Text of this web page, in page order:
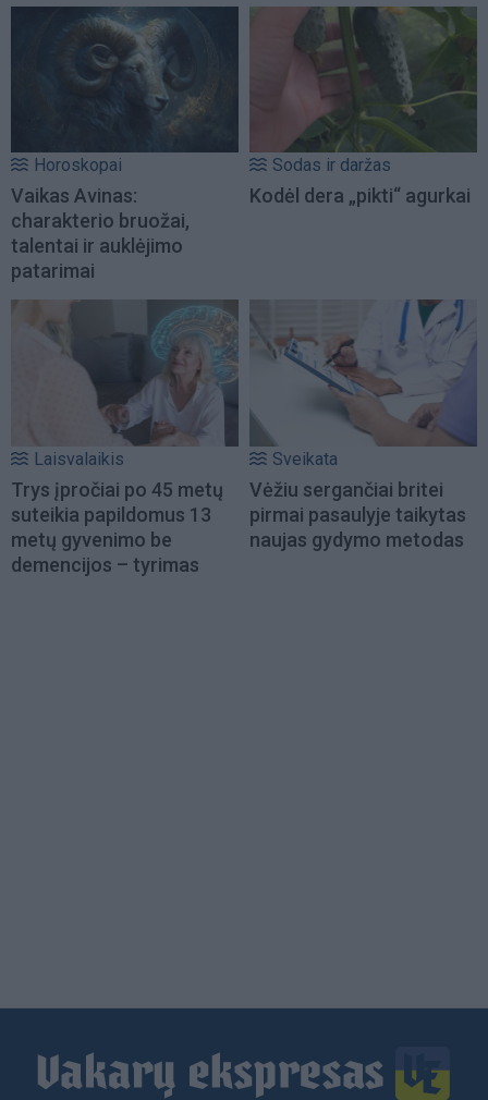
Horoskopai
Vaikas Avinas:
charakterio bruožai,
talentai ir auklėjimo
patarimai
Sodas ir daržas
Kodėl dera „pikti“ agurkai
Laisvalaikis
Trys įpročiai po 45 metų
suteikia papildomus 13
metų gyvenimo be
demencijos – tyrimas
Sveikata
Vėžiu sergančiai britei
pirmai pasaulyje taikytas
naujas gydymo metodas